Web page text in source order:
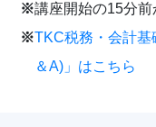
※講座開始の15分前
※TKC税務・会計基
＆A)」はこちら